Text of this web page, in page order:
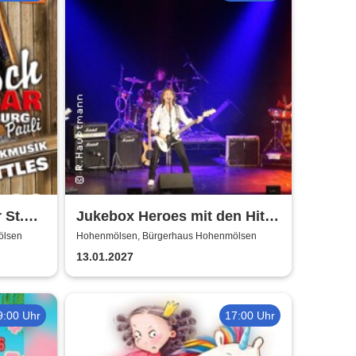
St.
Jukebox Heroes mit den Hits
von Sweet, Slade u.v.a. - 2027
Hohenmölsen, Bürgerhaus Hohenmölsen
13.01.2027
Uhr 17:00 Uhr